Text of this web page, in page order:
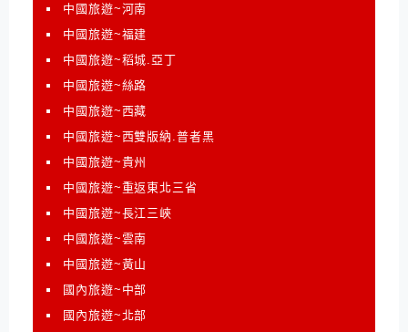
中國旅遊~河南
中國旅遊~福建
中國旅遊~稻城.亞丁
中國旅遊~絲路
中國旅遊~西藏
中國旅遊~西雙版納.普者黑
中國旅遊~貴州
中國旅遊~重返東北三省
中國旅遊~長江三峽
中國旅遊~雲南
中國旅遊~黃山
國內旅遊~中部
國內旅遊~北部